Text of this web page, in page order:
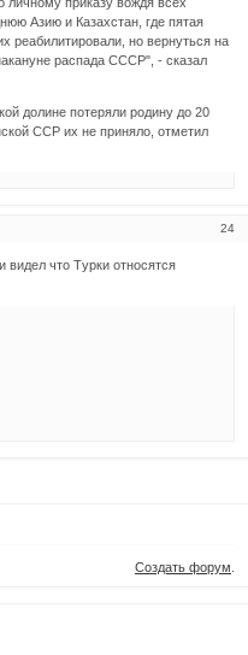
Азию и Казахстан, где пятая
реабилитировали, но вернуться на
распада СССР", - сказал
долине потеряли родину до 20
ССР их не приняло, отметил
24
видел что Tурки относятся
Создать форум